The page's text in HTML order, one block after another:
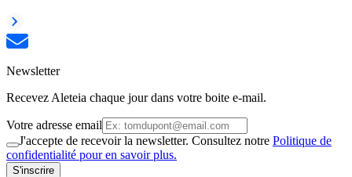
Newsletter
Recevez Aleteia chaque jour dans votre boite e-mail.
Votre adresse email
J'accepte de recevoir la newsletter. Consultez notre Politique de
confidentialité pour en savoir plus.
S'inscrire